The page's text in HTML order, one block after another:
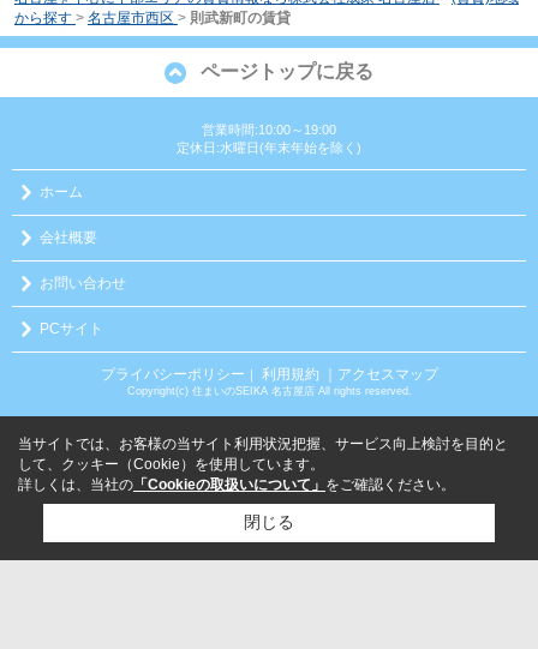
から探す > 名古屋市西区 > 則武新町の賃貸
ページトップに戻る
営業時間:10:00～19:00
定休日:水曜日(年末年始を除く)
ホーム
会社概要
お問い合わせ
PCサイト
プライバシーポリシー ｜ 利用規約 ｜アクセスマップ
Copyright(c) 住まいのSEIKA 名古屋店 All rights reserved.
当サイトでは、お客様の当サイト利用状況把握、サービス向上検討を目的と
して、クッキー（Cookie）を使用しています。
詳しくは、当社の 「Cookieの取扱いについて」 をご確認ください。
閉じる